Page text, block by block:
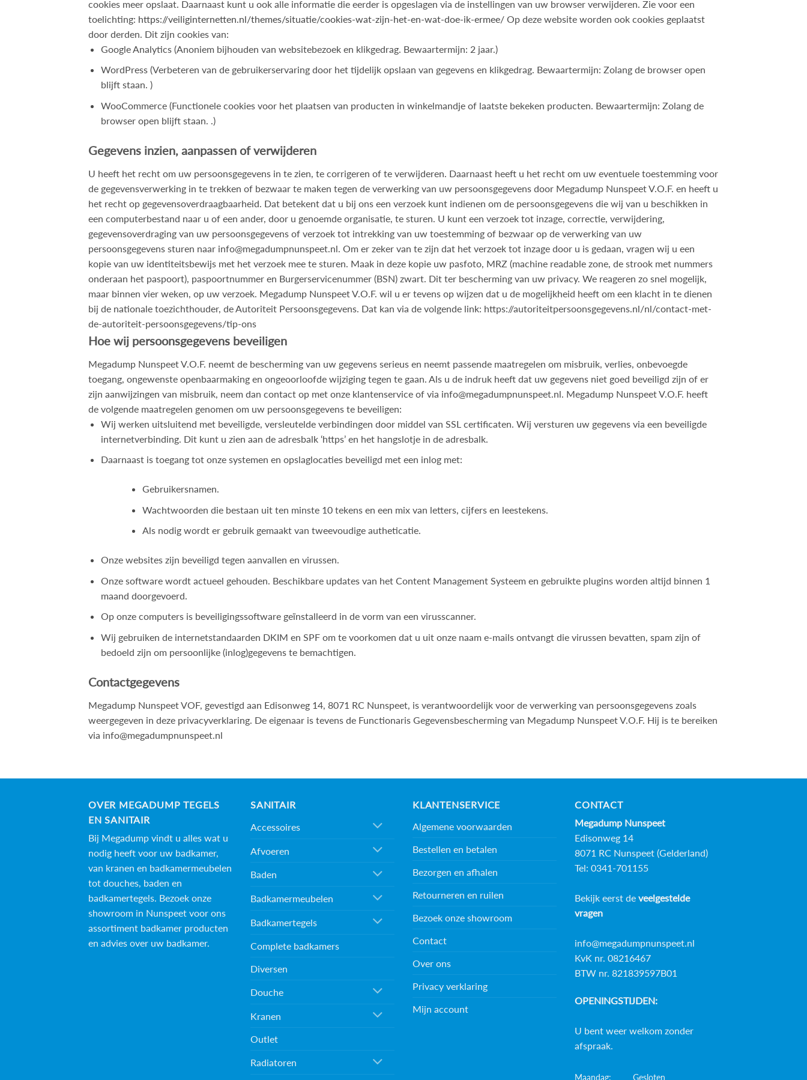
cookies meer opslaat. Daarnaast kunt u ook alle informatie die eerder is opgeslagen via de instellingen van uw browser verwijderen. Zie voor een
toelichting: https://veiliginternetten.nl/themes/situatie/cookies-wat-zijn-het-en-wat-doe-ik-ermee/ Op deze website worden ook cookies geplaatst
door derden. Dit zijn cookies van:
Google Analytics (Anoniem bijhouden van websitebezoek en klikgedrag. Bewaartermijn: 2 jaar.)
WordPress (Verbeteren van de gebruikerservaring door het tijdelijk opslaan van gegevens en klikgedrag. Bewaartermijn: Zolang de browser open
blijft staan. )
WooCommerce (Functionele cookies voor het plaatsen van producten in winkelmandje of laatste bekeken producten. Bewaartermijn: Zolang de
browser open blijft staan. .)
Gegevens inzien, aanpassen of verwijderen
U heeft het recht om uw persoonsgegevens in te zien, te corrigeren of te verwijderen. Daarnaast heeft u het recht om uw eventuele toestemming voor
de gegevensverwerking in te trekken of bezwaar te maken tegen de verwerking van uw persoonsgegevens door Megadump Nunspeet V.O.F. en heeft u
het recht op gegevensoverdraagbaarheid. Dat betekent dat u bij ons een verzoek kunt indienen om de persoonsgegevens die wij van u beschikken in
een computerbestand naar u of een ander, door u genoemde organisatie, te sturen. U kunt een verzoek tot inzage, correctie, verwijdering,
gegevensoverdraging van uw persoonsgegevens of verzoek tot intrekking van uw toestemming of bezwaar op de verwerking van uw
persoonsgegevens sturen naar info@megadumpnunspeet.nl . Om er zeker van te zijn dat het verzoek tot inzage door u is gedaan, vragen wij u een
kopie van uw identiteitsbewijs met het verzoek mee te sturen. Maak in deze kopie uw pasfoto, MRZ (machine readable zone, de strook met nummers
onderaan het paspoort), paspoortnummer en Burgerservicenummer (BSN) zwart. Dit ter bescherming van uw privacy. We reageren zo snel mogelijk,
maar binnen vier weken, op uw verzoek. Megadump Nunspeet V.O.F. wil u er tevens op wijzen dat u de mogelijkheid heeft om een klacht in te dienen
bij de nationale toezichthouder, de Autoriteit Persoonsgegevens. Dat kan via de volgende link: https://autoriteitpersoonsgegevens.nl/nl/contact-met-
de-autoriteit-persoonsgegevens/tip-ons
Hoe wij persoonsgegevens beveiligen
Megadump Nunspeet V.O.F. neemt de bescherming van uw gegevens serieus en neemt passende maatregelen om misbruik, verlies, onbevoegde
toegang, ongewenste openbaarmaking en ongeoorloofde wijziging tegen te gaan. Als u de indruk heeft dat uw gegevens niet goed beveiligd zijn of er
zijn aanwijzingen van misbruik, neem dan contact op met onze klantenservice of via info@megadumpnunspeet.nl . Megadump Nunspeet V.O.F. heeft
de volgende maatregelen genomen om uw persoonsgegevens te beveiligen:
Wij werken uitsluitend met beveiligde, versleutelde verbindingen door middel van SSL certificaten. Wij versturen uw gegevens via een beveiligde
internetverbinding. Dit kunt u zien aan de adresbalk ‘https’ en het hangslotje in de adresbalk.
Daarnaast is toegang tot onze systemen en opslaglocaties beveiligd met een inlog met:
Gebruikersnamen.
Wachtwoorden die bestaan uit ten minste 10 tekens en een mix van letters, cijfers en leestekens.
Als nodig wordt er gebruik gemaakt van tweevoudige autheticatie.
Onze websites zijn beveiligd tegen aanvallen en virussen.
Onze software wordt actueel gehouden. Beschikbare updates van het Content Management Systeem en gebruikte plugins worden altijd binnen 1
maand doorgevoerd.
Op onze computers is beveiligingssoftware geïnstalleerd in de vorm van een virusscanner.
Wij gebruiken de internetstandaarden DKIM en SPF om te voorkomen dat u uit onze naam e-mails ontvangt die virussen bevatten, spam zijn of
bedoeld zijn om persoonlijke (inlog)gegevens te bemachtigen.
Contactgegevens
Megadump Nunspeet VOF, gevestigd aan Edisonweg 14, 8071 RC Nunspeet, is verantwoordelijk voor de verwerking van persoonsgegevens zoals
weergegeven in deze privacyverklaring. De eigenaar is tevens de Functionaris Gegevensbescherming van Megadump Nunspeet V.O.F. Hij is te bereiken
via info@megadumpnunspeet.nl
OVER MEGADUMP TEGELS
EN SANITAIR
Bij Megadump vindt u alles wat u
nodig heeft voor uw badkamer,
van kranen en badkamermeubelen
tot douches, baden en
badkamertegels. Bezoek onze
showroom in Nunspeet voor ons
assortiment badkamer producten
en advies over uw badkamer.
SANITAIR
Accessoires
Afvoeren
Baden
Badkamermeubelen
Badkamertegels
Complete badkamers
Diversen
Douche
Kranen
Outlet
Radiatoren
KLANTENSERVICE
Algemene voorwaarden
Bestellen en betalen
Bezorgen en afhalen
Retourneren en ruilen
Bezoek onze showroom
Contact
Over ons
Privacy verklaring
Mijn account
CONTACT
Megadump Nunspeet
Edisonweg 14
8071 RC Nunspeet (Gelderland)
Tel: 0341-701155
Bekijk eerst de veelgestelde
vragen
info@megadumpnunspeet.nl
KvK nr. 08216467
BTW nr. 821839597B01
OPENINGSTIJDEN:
U bent weer welkom zonder
afspraak.
Maandag: Gesloten